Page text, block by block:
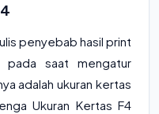
penyebab hasil print
pada saat mengatur
adalah ukuran kertas
Ukuran Kertas F4